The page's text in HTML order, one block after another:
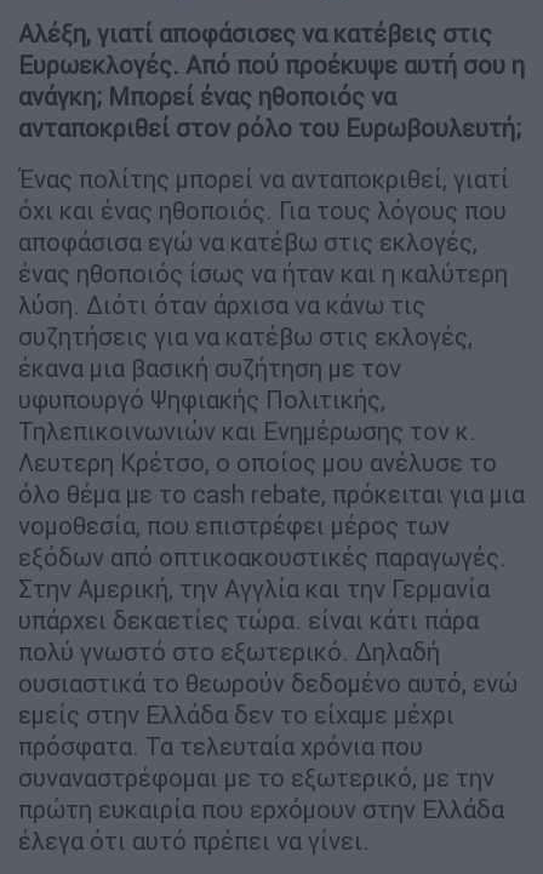
Αλέξη, γιατί αποφάσισες να κατέβεις στις
Ευρωεκλογές. Από πού προέκυψε αυτή σου η
ανάγκη; Μπορεί ένας ηθοποιός να
ανταποκριθεί στον ρόλο του Ευρωβουλευτή;
Ένας πολίτης μπορεί να ανταποκριθεί, γιατί
όχι και ένας ηθοποιός. Για τους λόγους που
αποφάσισα εγώ να κατέβω στις εκλογές,
ένας ηθοποιός ίσως να ήταν και η καλύτερη
λύση. Διότι όταν άρχισα να κάνω τις
συζητήσεις για να κατέβω στις εκλογές,
έκανα μια βασική συζήτηση με τον
υφυπουργό Ψηφιακής Πολιτικής,
Τηλεπικοινωνιών και Ενημέρωσης τον κ.
Λευτερη Κρέτσο, ο οποίος μου ανέλυσε το
όλο θέμα με το cash rebate, πρόκειται για μια
νομοθεσία, που επιστρέφει μέρος των
εξόδων από οπτικοακουστικές παραγωγές.
Στην Αμερική, την Αγγλία και την Γερμανία
υπάρχει δεκαετίες τώρα. είναι κάτι πάρα
πολύ γνωστό στο εξωτερικό. Δηλαδή
ουσιαστικά το θεωρούν δεδομένο αυτό, ενώ
εμείς στην Ελλάδα δεν το είχαμε μέχρι
πρόσφατα. Τα τελευταία χρόνια που
συναναστρέφομαι με το εξωτερικό, με την
πρώτη ευκαιρία που ερχόμουν στην Ελλάδα
έλεγα ότι αυτό πρέπει να γίνει.